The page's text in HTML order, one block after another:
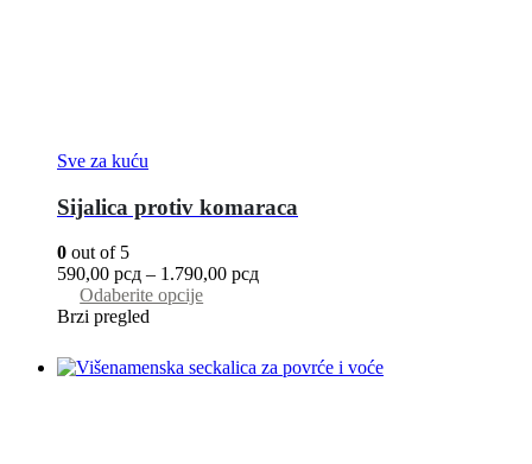
Sve za kuću
Sijalica protiv komaraca
0 out of 5
590,00 рсд – 1.790,00 рсд
Odaberite opcije
Brzi pregled